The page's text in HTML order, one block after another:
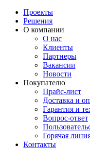
Проекты
Решения
О компании
О нас
Клиенты
Партнеры
Вакансии
Новости
Покупателю
Прайс-лист
Доставка и
Гарантия и
Вопрос-ответ
Горячая
Контакты